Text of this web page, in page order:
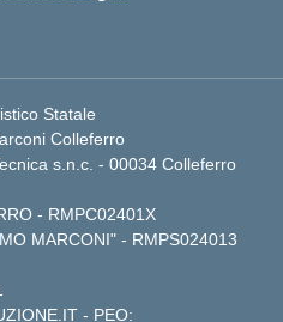
Statale
Colleferro
s.n.c. - 00034 Colleferro
- RMPC02401X
MARCONI" - RMPS024013
- PEO: